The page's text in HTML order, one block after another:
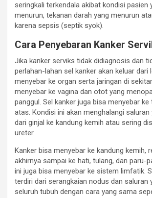
seringkali terkendala akibat kondisi pasien
menurun, tekanan darah yang menurun
karena sepsis (septik syok).
Cara Penyebaran Kanker
Jika kanker serviks tidak didiagnosis dan
perlahan-lahan sel kanker akan keluar dari
menyebar ke organ serta jaringan di
menyebar ke vagina dan otot yang
panggul. Sel kanker juga bisa menyebar ke
atas. Kondisi ini akan menghalangi saluran
dari ginjal ke kandung kemih atau sering
ureter.
Kanker bisa menyebar ke kandung kemih,
akhirnya sampai ke hati, tulang, dan paru-
ini juga bisa menyebar ke sistem limfatik.
terdiri dari serangkaian nodus dan saluran
seluruh tubuh dengan cara yang sama